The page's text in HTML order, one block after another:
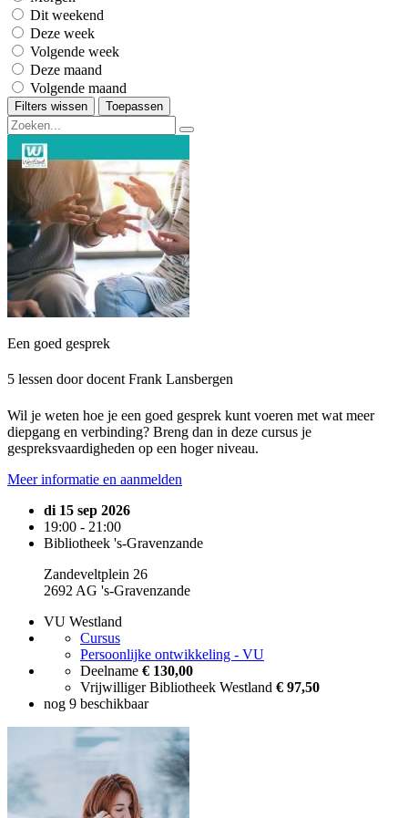
Dit weekend
Deze week
Volgende week
Deze maand
Volgende maand
Filters wissen Toepassen
Een goed gesprek
5 lessen door docent Frank Lansbergen
Wil je weten hoe je een goed gesprek kunt voeren met wat meer
diepgang en verbinding? Breng dan in deze cursus je
gespreksvaardigheden op een hoger niveau.
Meer informatie en aanmelden
di 15 sep 2026
19:00 - 21:00
Bibliotheek 's-Gravenzande
Zandeveltplein 26
2692 AG 's-Gravenzande
VU Westland
Cursus
Persoonlijke ontwikkeling - VU
Deelname € 130,00
Vrijwilliger Bibliotheek Westland € 97,50
nog 9 beschikbaar